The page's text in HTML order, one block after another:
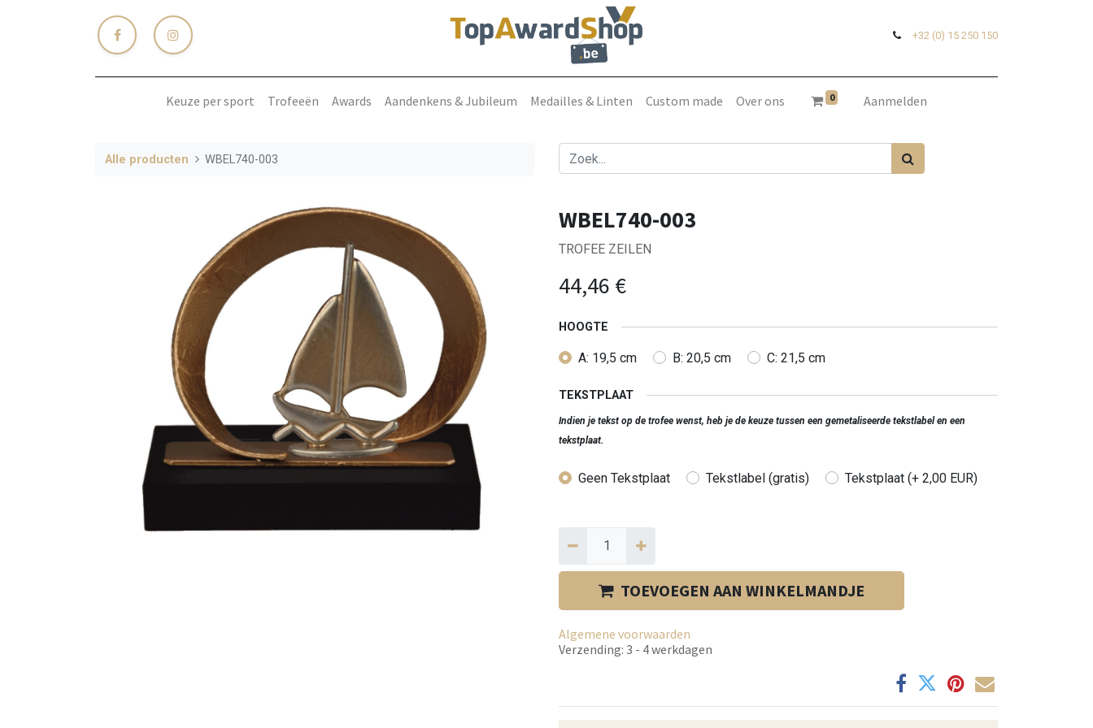
+32 (0) 15 250 150
Keuze per sport Trofeeën Awards Aandenkens & Jubileum Medailles & Linten Custom made Over ons 0 Aanmelden
Alle producten WBEL740-003
WBEL740-003
TROFEE ZEILEN
44,46 €
HOOGTE
A: 19,5 cm B: 20,5 cm C: 21,5 cm
TEKSTPLAAT
Indien je tekst op de trofee wenst, heb je de keuze tussen een gemetaliseerde tekstlabel en een
tekstplaat.
Geen Tekstplaat Tekstlabel (gratis) Tekstplaat (+ 2,00 EUR)
TOEVOEGEN AAN WINKELMANDJE
Algemene voorwaarden
Verzending: 3 - 4 werkdagen